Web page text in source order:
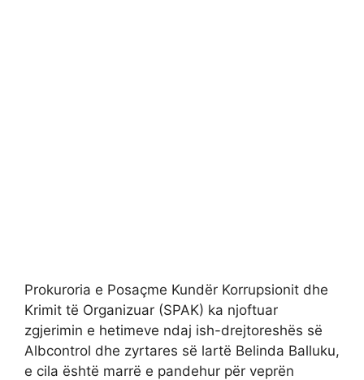
Prokuroria e Posaçme Kundër Korrupsionit dhe
Krimit të Organizuar (SPAK) ka njoftuar
zgjerimin e hetimeve ndaj ish-drejtoreshës së
Albcontrol dhe zyrtares së lartë Belinda Balluku,
e cila është marrë e pandehur për veprën